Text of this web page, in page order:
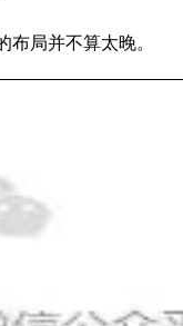
局并不算太晚。